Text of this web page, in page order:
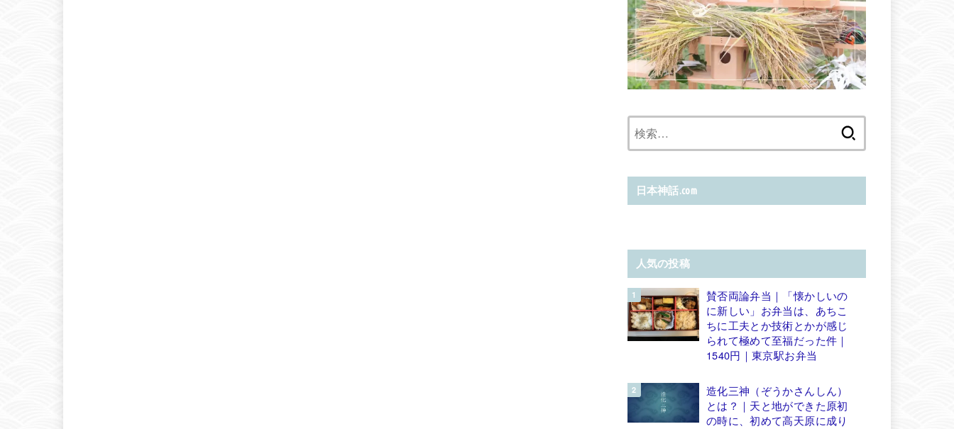
日本神話.com
人気の投稿
賛否両論弁当｜「懐かしいの
に新しい」お弁当は、あちこ
ちに工夫とか技術とかが感じ
られて極めて至福だった件｜
1540円｜東京駅お弁当
造化三神（ぞうかさんしん）
とは？｜天と地ができた原初
の時に、初めて高天原に成り